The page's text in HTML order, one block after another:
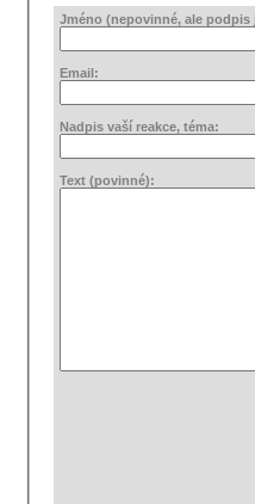
Jméno (nepovinné, ale podpis
Email:
Nadpis vaší reakce, téma:
Text (povinné):